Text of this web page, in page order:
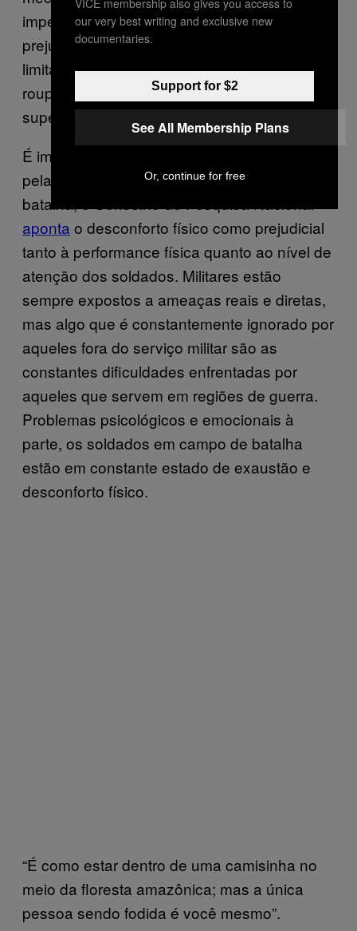
impermeáveis), o que quase sempre
prejudica a respirabilidade do tecido,
limitando o período de tempo de uso da
roupa protetora a fim de evitar o
superaquecimento corporal”.
É impossível subestimar o estresse causado
pelas condições extremas do campo de
batalha; o Conselho de Pesquisa Nacional
aponta o desconforto físico como prejudicial
tanto à performance física quanto ao nível de
atenção dos soldados. Militares estão
sempre expostos a ameaças reais e diretas,
mas algo que é constantemente ignorado por
aqueles fora do serviço militar são as
constantes dificuldades enfrentadas por
aqueles que servem em regiões de guerra.
Problemas psicológicos e emocionais à
parte, os soldados em campo de batalha
estão em constante estado de exaustão e
desconforto físico.
“É como estar dentro de uma camisinha no
meio da floresta amazônica; mas a única
pessoa sendo fodida é você mesmo”.
our very best writing and exclusive new
documentaries.
Support for $2
See All Membership Plans
Or, continue for free